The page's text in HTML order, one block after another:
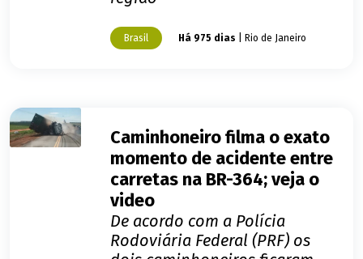
Brasil Há 975 dias | Rio de Janeiro
Caminhoneiro filma o exato
momento de acidente entre
carretas na BR-364; veja o
video
De acordo com a Polícia
Rodoviária Federal (PRF) os